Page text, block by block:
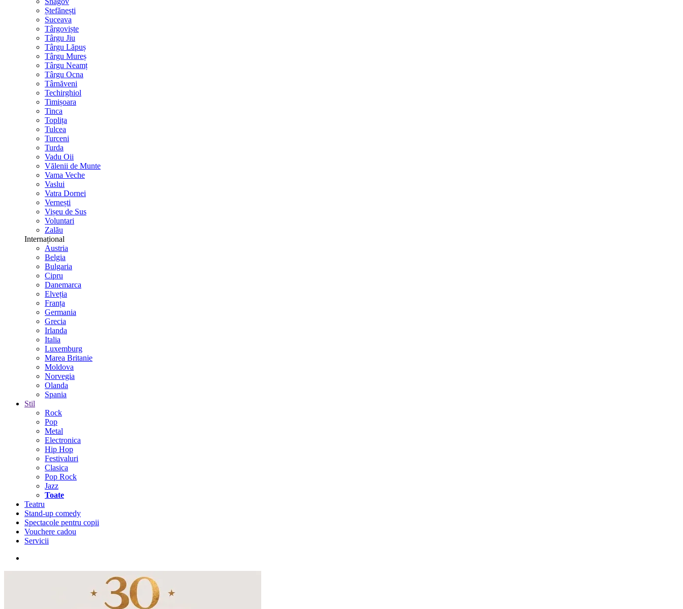
Ștefănești
Suceava
Târgoviște
Târgu Jiu
Târgu Lăpuș
Târgu Mureș
Târgu Neamț
Târgu Ocna
Târnăveni
Techirghiol
Timișoara
Tinca
Toplița
Tulcea
Turceni
Turda
Vadu Oii
Vălenii de Munte
Vama Veche
Vaslui
Vatra Dornei
Vernești
Vișeu de Sus
Voluntari
Zalău
Internațional
Austria
Belgia
Bulgaria
Cipru
Danemarca
Elveția
Franța
Germania
Grecia
Irlanda
Italia
Luxemburg
Marea Britanie
Moldova
Norvegia
Olanda
Spania
Stil
Rock
Pop
Metal
Electronica
Hip Hop
Festivaluri
Clasica
Pop Rock
Jazz
Toate
Teatru
Stand-up comedy
Spectacole pentru copii
Vouchere cadou
Servicii